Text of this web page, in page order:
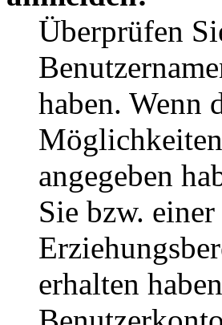
Überprüfen
haben. Wenn
angegeben
Sie bzw.
erhalten